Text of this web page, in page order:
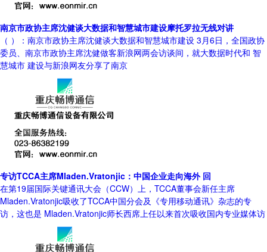
南京市政协主席沈健谈大数据和智慧城市建设摩托罗拉无线对讲
（ ）：南京市政协主席沈健谈大数据和智慧城市建设 3月6日，全国政协
委员、南京市政协主席沈健做客新浪网两会访谈间，就大数据时代和 智
慧城市 建设与新浪网友分享了南京
专访TCCA主席Mladen.Vratonjic：中国企业走向海外 回
在第19届国际关键通讯大会（CCW）上，TCCA董事会新任主席
Mladen.Vratonjic吸收了TCCA中国分会及《专用移动通讯》杂志的专
访，这也是 Mladen.Vratonjic师长西席上任以来首次吸收国内专业媒体访